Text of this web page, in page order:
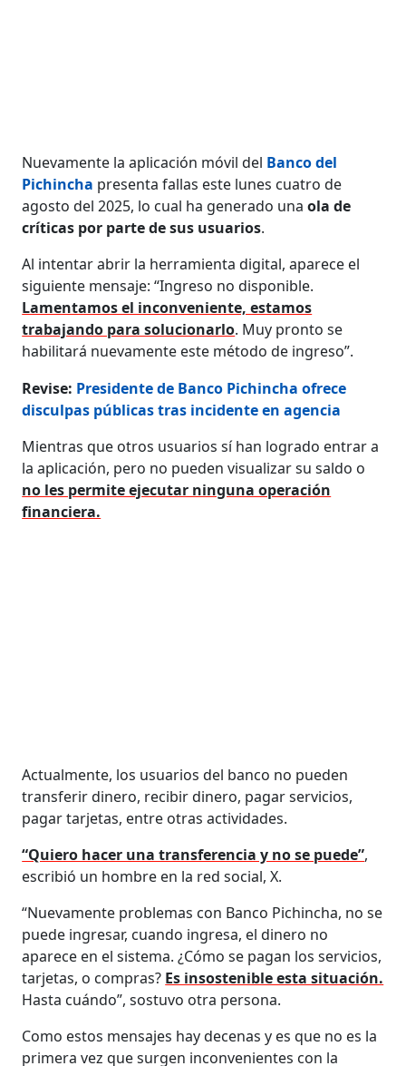
Nuevamente la aplicación móvil del Banco del
Pichincha presenta fallas este lunes cuatro de
agosto del 2025, lo cual ha generado unaola de
críticas por parte de sus usuarios.
Al intentar abrir la herramienta digital, aparece el
siguiente mensaje: “Ingreso no disponible.
Lamentamos el inconveniente, estamos
trabajando para solucionarlo. Muy pronto se
habilitará nuevamente este método de ingreso”.
Revise: Presidente de Banco Pichincha ofrece
disculpas públicas tras incidente en agencia
Mientras que otros usuarios sí han logrado entrar a
la aplicación, pero no pueden visualizar su saldo o
no les permite ejecutar ninguna operación
financiera.
Actualmente, los usuarios del banco no pueden
transferir dinero, recibir dinero, pagar servicios,
pagar tarjetas, entre otras actividades.
“Quiero hacer una transferencia y no se puede”,
escribió un hombre en la red social, X.
“Nuevamente problemas con Banco Pichincha, no se
puede ingresar, cuando ingresa, el dinero no
aparece en el sistema. ¿Cómo se pagan los servicios,
tarjetas, o compras? Es insostenible esta situación.
Hasta cuándo”, sostuvo otra persona.
Como estos mensajes hay decenas y es que no es la
primera vez que surgen inconvenientes con la